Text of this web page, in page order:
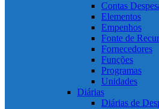
Contas
Elementos
Empenhos
Fonte de
Fornecedores
Funções
Programas
Unidades
Diárias
Diárias de